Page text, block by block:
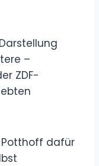
–
ZDF-
Potthoff dafür